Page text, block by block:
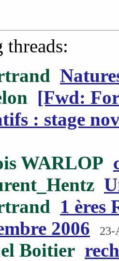
threads:
[Fwd:
: stage
WARLOP
1 ères
2006
23-
Boitier